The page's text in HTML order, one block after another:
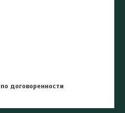
по договоренности